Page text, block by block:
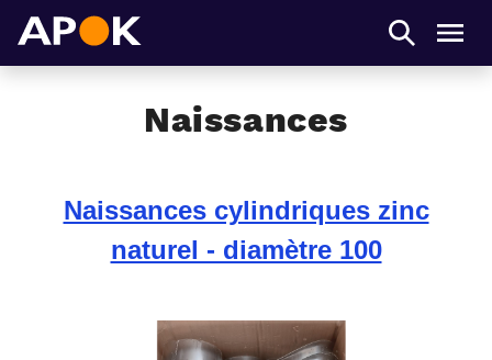
Naissances
Naissances cylindriques zinc
naturel - diamètre 100